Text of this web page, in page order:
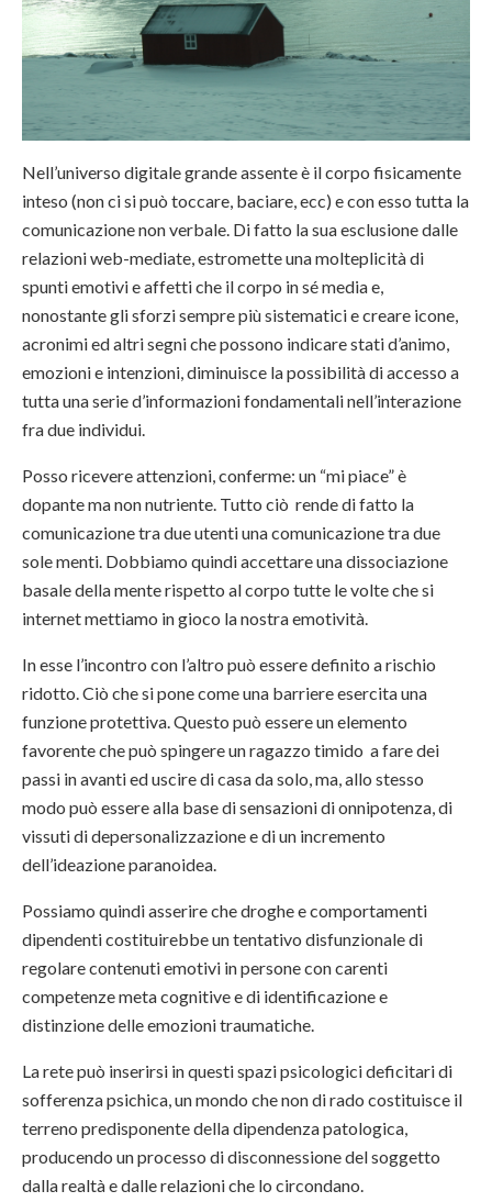
Nell’universo digitale grande assente è il corpo fisicamente
inteso (non ci si può toccare, baciare, ecc) e con esso tutta la
comunicazione non verbale. Di fatto la sua esclusione dalle
relazioni web-mediate, estromette una molteplicità di
spunti emotivi e affetti che il corpo in sé media e,
nonostante gli sforzi sempre più sistematici e creare icone,
acronimi ed altri segni che possono indicare stati d’animo,
emozioni e intenzioni, diminuisce la possibilità di accesso a
tutta una serie d’informazioni fondamentali nell’interazione
fra due individui.
Posso ricevere attenzioni, conferme: un “mi piace” è
dopante ma non nutriente. Tutto ciò rende di fatto la
comunicazione tra due utenti una comunicazione tra due
sole menti. Dobbiamo quindi accettare una dissociazione
basale della mente rispetto al corpo tutte le volte che si
internet mettiamo in gioco la nostra emotività.
In esse l’incontro con l’altro può essere definito a rischio
ridotto. Ciò che si pone come una barriere esercita una
funzione protettiva. Questo può essere un elemento
favorente che può spingere un ragazzo timido a fare dei
passi in avanti ed uscire di casa da solo, ma, allo stesso
modo può essere alla base di sensazioni di onnipotenza, di
vissuti di depersonalizzazione e di un incremento
dell’ideazione paranoidea.
Possiamo quindi asserire che droghe e comportamenti
dipendenti costituirebbe un tentativo disfunzionale di
regolare contenuti emotivi in persone con carenti
competenze meta cognitive e di identificazione e
distinzione delle emozioni traumatiche.
La rete può inserirsi in questi spazi psicologici deficitari di
sofferenza psichica, un mondo che non di rado costituisce il
terreno predisponente della dipendenza patologica,
producendo un processo di disconnessione del soggetto
dalla realtà e dalle relazioni che lo circondano.